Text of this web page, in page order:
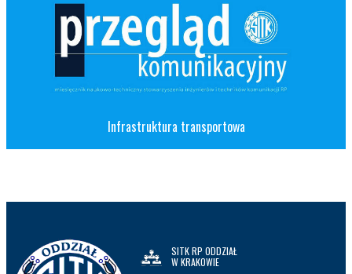
Infrastruktura transportowa
SITK RP ODDZIAŁ
W KRAKOWIE